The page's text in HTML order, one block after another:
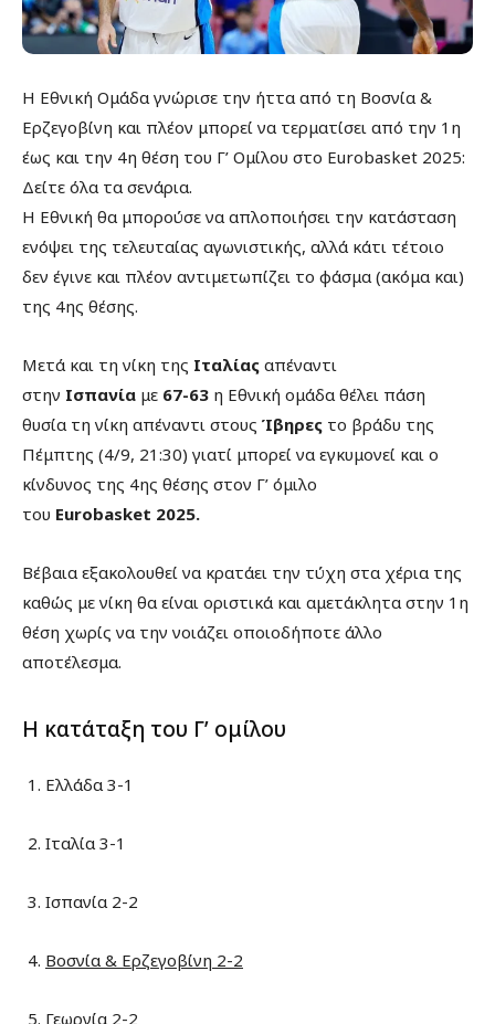
Η Εθνική Ομάδα γνώρισε την ήττα από τη Βοσνία &
Ερζεγοβίνη και πλέον μπορεί να τερματίσει από την 1η
έως και την 4η θέση του Γ’ Ομίλου στο Eurobasket 2025:
Δείτε όλα τα σενάρια.
Η Εθνική θα μπορούσε να απλοποιήσει την κατάσταση
ενόψει της τελευταίας αγωνιστικής, αλλά κάτι τέτοιο
δεν έγινε και πλέον αντιμετωπίζει το φάσμα (ακόμα και)
της 4ης θέσης.
Μετά και τη νίκη της Ιταλίας απέναντι
στην Ισπανία με 67-63 η Εθνική ομάδα θέλει πάση
θυσία τη νίκη απέναντι στους Ίβηρες το βράδυ της
Πέμπτης (4/9, 21:30) γιατί μπορεί να εγκυμονεί και ο
κίνδυνος της 4ης θέσης στον Γ’ όμιλο
του Eurobasket 2025.
Βέβαια εξακολουθεί να κρατάει την τύχη στα χέρια της
καθώς με νίκη θα είναι οριστικά και αμετάκλητα στην 1η
θέση χωρίς να την νοιάζει οποιοδήποτε άλλο
αποτέλεσμα.
Η κατάταξη του Γ’ ομίλου
Ελλάδα 3-1
Ιταλία 3-1
Ισπανία 2-2
Βοσνία & Ερζεγοβίνη 2-2
Γεωργία 2-2